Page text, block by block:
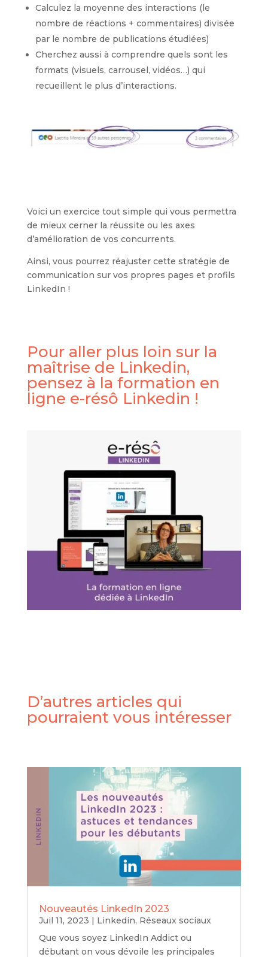
Calculez la moyenne des interactions (le
nombre de réactions + commentaires) divisée
par le nombre de publications étudiées)
Cherchez aussi à comprendre quels sont les
formats (visuels, carrousel, vidéos…) qui
recueillent le plus d’interactions.
Voici un exercice tout simple qui vous permettra
de mieux cerner la réussite ou les axes
d’amélioration de vos concurrents.
Ainsi, vous pourrez réajuster cette stratégie de
communication sur vos propres pages et profils
LinkedIn !
Pour aller plus loin sur la
maîtrise de Linkedin,
pensez à la formation en
ligne e-résô Linkedin !
D’autres articles qui
pourraient vous intéresser
Nouveautés LinkedIn 2023
Juil 11, 2023 Linkedin, Réseaux sociaux
Que vous soyez LinkedIn Addict ou
débutant on vous dévoile les principales